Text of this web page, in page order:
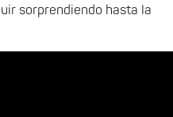
sorprendiendo hasta la